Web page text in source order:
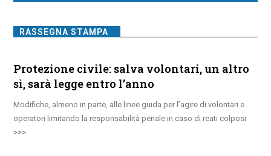
RASSEGNA STAMPA
Protezione civile: salva volontari, un altro
sì, sarà legge entro l’anno
Modifiche, almeno in parte, alle linee guida per l’agire di volontari e
operatori limitando la responsabilità penale in caso di reati colposi